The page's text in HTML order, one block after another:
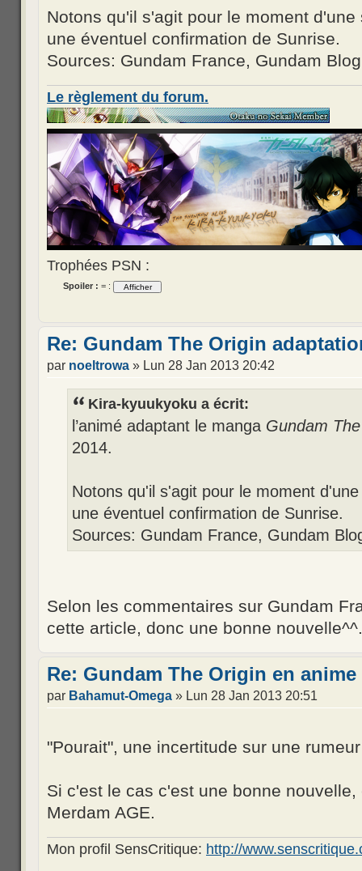
Notons qu'il s'agit pour le moment
une éventuel confirmation de Sunrise.
Sources: Gundam France, Gundam Blog
Le règlement du forum.
Trophées PSN :
Spoiler : = :
Re: Gundam The Origin
par noeltrowa » Lun 28 Jan 2013 20:42
Kira-kyuukyoku a écrit:
l’animé adaptant le manga Gundam
2014.
Notons qu'il s'agit pour le moment
une éventuel confirmation de Sunrise.
Sources: Gundam France, Gundam
Selon les commentaires sur Gundam
cette article, donc une bonne nouvelle^^.
Re: Gundam The Origin en anime
par Bahamut-Omega » Lun 28 Jan 2013 20:51
"Pourait", une incertitude sur une
Si c'est le cas c'est une bonne
Merdam AGE.
Mon profil SensCritique: http://